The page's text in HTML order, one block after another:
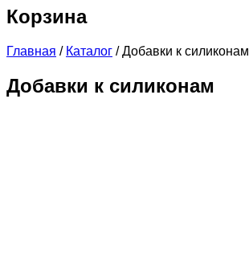
Корзина
Главная / Каталог /Добавки к силиконам
Добавки к силиконам